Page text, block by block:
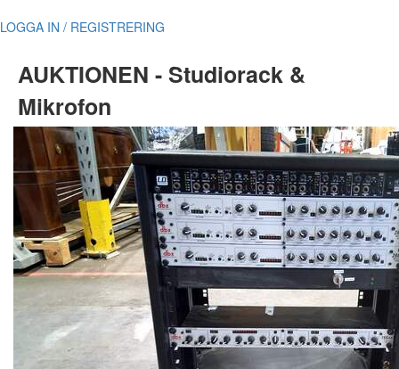
LOGGA IN / REGISTRERING
AUKTIONEN - Studiorack &
Mikrofon